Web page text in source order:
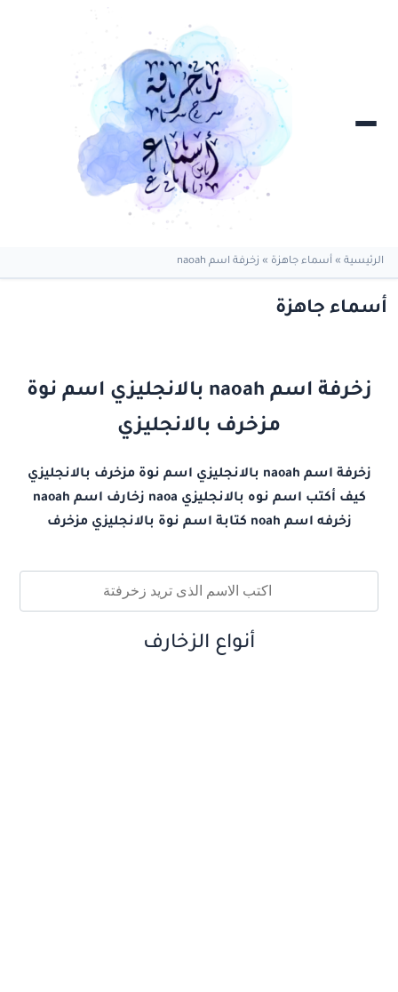
الرئيسية » أسماء جاهزة » زخرفة اسم naoah
أسماء جاهزة
زخرفة اسم naoah بالانجليزي اسم نوة
مزخرف بالانجليزي
زخرفة اسم naoah بالانجليزي اسم نوة مزخرف بالانجليزي
كيف أكتب اسم نوه بالانجليزي naoa زخارف اسم naoah
زخرفه اسم noah كتابة اسم نوة بالانجليزي مزخرف
أنواع الزخارف